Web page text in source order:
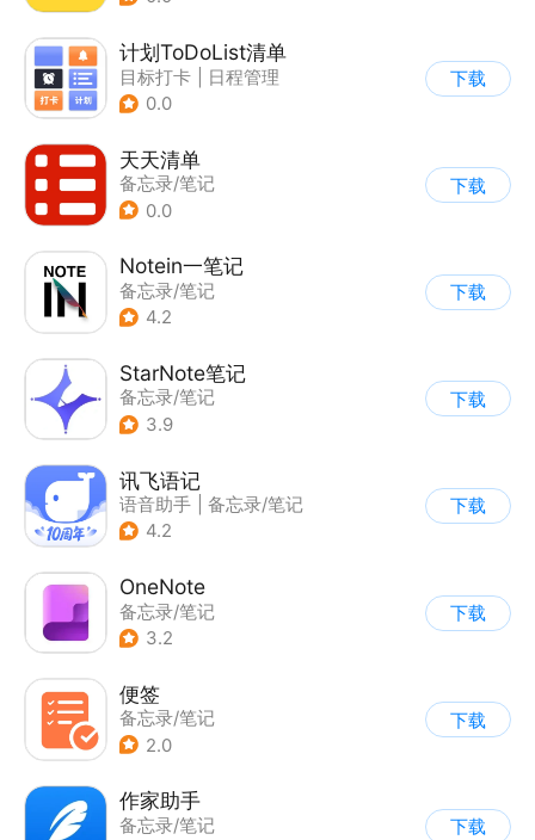
计划ToDoList清单
目标打卡
日程管理
0.0
下载
天天清单
备忘录/笔记
0.0
下载
Notein一笔记
备忘录/笔记
4.2
下载
StarNote笔记
备忘录/笔记
3.9
下载
讯飞语记
语音助手
备忘录/笔记
4.2
下载
OneNote
备忘录/笔记
3.2
下载
便签
备忘录/笔记
2.0
下载
作家助手
备忘录/笔记
下载